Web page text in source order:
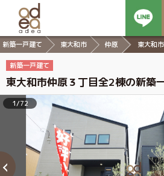
新築一戸建て 東大和市 仲原 東大和
新築一戸建て
東大和市仲原３丁目全2棟の新築
1/72